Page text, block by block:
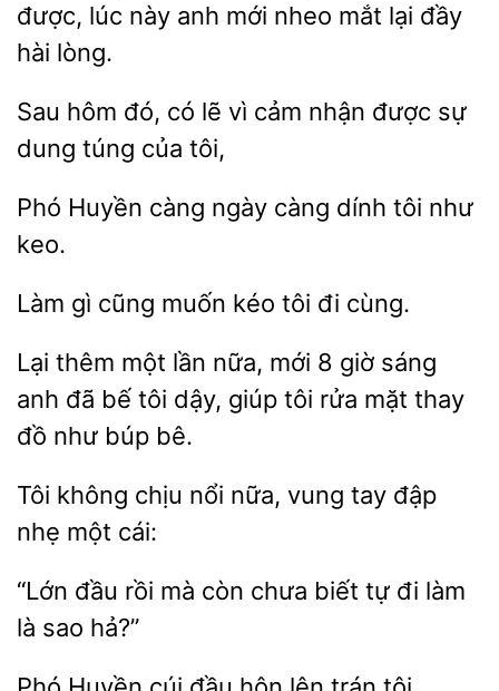
được, lúc này anh mới nheo mắt lại
hài
Sau có lẽ vì
nhận được sự
dung túng của tôi,
Phó càng ngày dính
như
keo.
Làm muốn tôi đi cùng.
Lại thêm một
nữa, mới 8 giờ sáng
anh
bế tôi dậy, giúp tôi rửa mặt
đồ như búp bê.
Tôi không chịu nổi nữa,
tay đập
nhẹ
“Lớn đầu rồi mà
chưa biết tự đi làm
là